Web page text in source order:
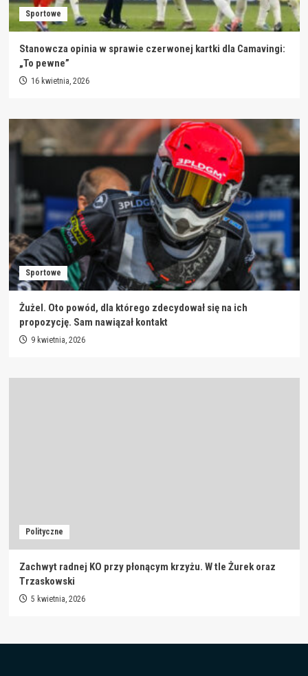
Sportowe
Stanowcza opinia w sprawie czerwonej kartki dla Camavingi:
„To pewne”
16 kwietnia, 2026
Sportowe
Żużel. Oto powód, dla którego zdecydował się na ich
propozycję. Sam nawiązał kontakt
9 kwietnia, 2026
Polityczne
Zachwyt radnej KO przy płonącym krzyżu. W tle Żurek oraz
Trzaskowski
5 kwietnia, 2026